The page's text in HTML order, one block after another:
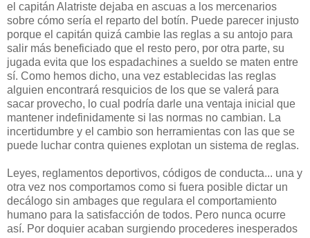
el capitán Alatriste dejaba en ascuas a los mercenarios
sobre cómo sería el reparto del botín. Puede parecer injusto
porque el capitán quizá cambie las reglas a su antojo para
salir más beneficiado que el resto pero, por otra parte, su
jugada evita que los espadachines a sueldo se maten entre
sí. Como hemos dicho, una vez establecidas las reglas
alguien encontrará resquicios de los que se valerá para
sacar provecho, lo cual podría darle una ventaja inicial que
mantener indefinidamente si las normas no cambian. La
incertidumbre y el cambio son herramientas con las que se
puede luchar contra quienes explotan un sistema de reglas.
Leyes, reglamentos deportivos, códigos de conducta... una y
otra vez nos comportamos como si fuera posible dictar un
decálogo sin ambages que regulara el comportamiento
humano para la satisfacción de todos. Pero nunca ocurre
así. Por doquier acaban surgiendo procederes inesperados